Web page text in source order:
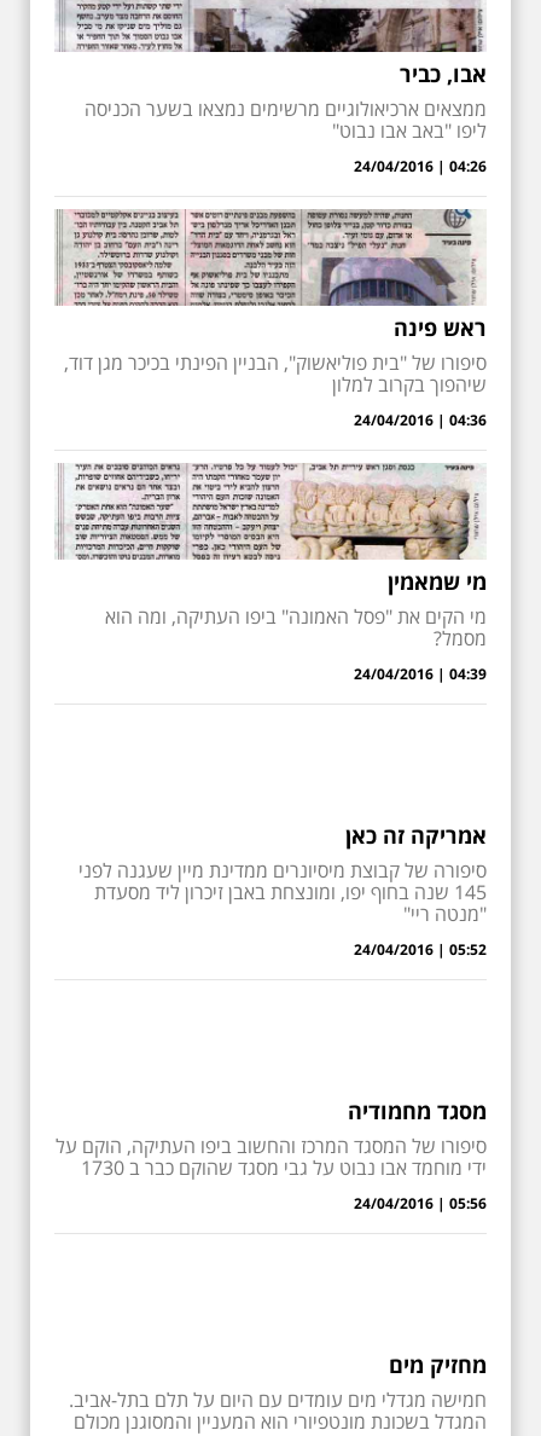
אבו, כביר
ממצאים ארכיאולוגיים מרשימים נמצאו בשער הכניסה
ליפו "באב אבו נבוט"
04:26 | 24/04/2016
ראש פינה
סיפורו של "בית פוליאשוק", הבניין הפינתי בכיכר מגן דוד,
שיהפוך בקרוב למלון
04:36 | 24/04/2016
מי שמאמין
מי הקים את "פסל האמונה" ביפו העתיקה, ומה הוא
מסמל?
04:39 | 24/04/2016
אמריקה זה כאן
סיפורה של קבוצת מיסיונרים ממדינת מיין שעגנה לפני
145 שנה בחוף יפו, ומונצחת באבן זיכרון ליד מסעדת
"מנטה ריי"
05:52 | 24/04/2016
מסגד מחמודיה
סיפורו של המסגד המרכז והחשוב ביפו העתיקה, הוקם על
ידי מוחמד אבו נבוט על גבי מסגד שהוקם כבר ב 1730
05:56 | 24/04/2016
מחזיק מים
חמישה מגדלי מים עומדים עם היום על תלם בתל-אביב.
המגדל בשכונת מונטפיורי הוא המעניין והמסוגנן מכולם